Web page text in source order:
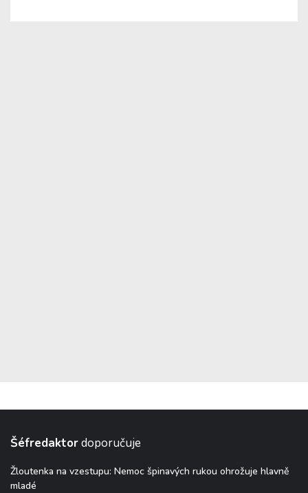
Šéfredaktordoporučuje
Žloutenka na vzestupu: Nemoc špinavých rukou ohrožuje hlavně
mladé